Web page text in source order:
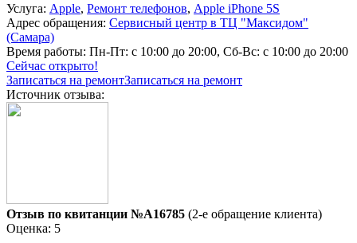
Услуга: Apple, Ремонт телефонов, Apple iPhone 5S
Адрес обращения: Сервисный центр в ТЦ "Максидом"
(Самара)
Время работы: Пн-Пт: с 10:00 до 20:00, Сб-Вс: с 10:00 до 20:00
Сейчас открыто!
Записаться на ремонтЗаписаться на ремонт
Источник отзыва:
Отзыв по квитанции №A16785 (2-е обращение клиента)
Оценка: 5